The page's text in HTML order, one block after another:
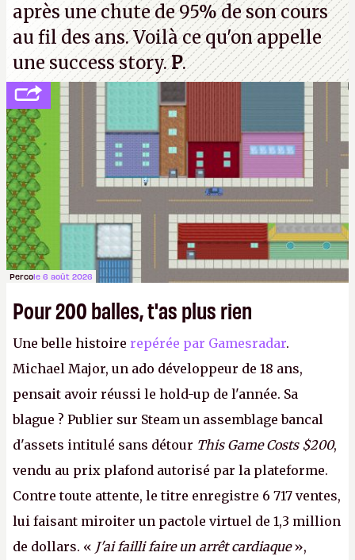
après une chute de 95% de son cours
au fil des ans. Voilà ce qu'on appelle
une success story.P.
Percole 6 août 2026
Pour 200 balles, t'as plus rien
Une belle histoire repérée par Gamesradar.
Michael Major, un ado développeur de 18 ans,
pensait avoir réussi le hold-up de l'année. Sa
blague ? Publier sur Steam un assemblage bancal
d'assets intitulé sans détour This Game Costs $200,
vendu au prix plafond autorisé par la plateforme.
Contre toute attente, le titre enregistre 6 717 ventes,
lui faisant miroiter un pactole virtuel de 1,3 million
de dollars. « J'ai failli faire un arrêt cardiaque»,